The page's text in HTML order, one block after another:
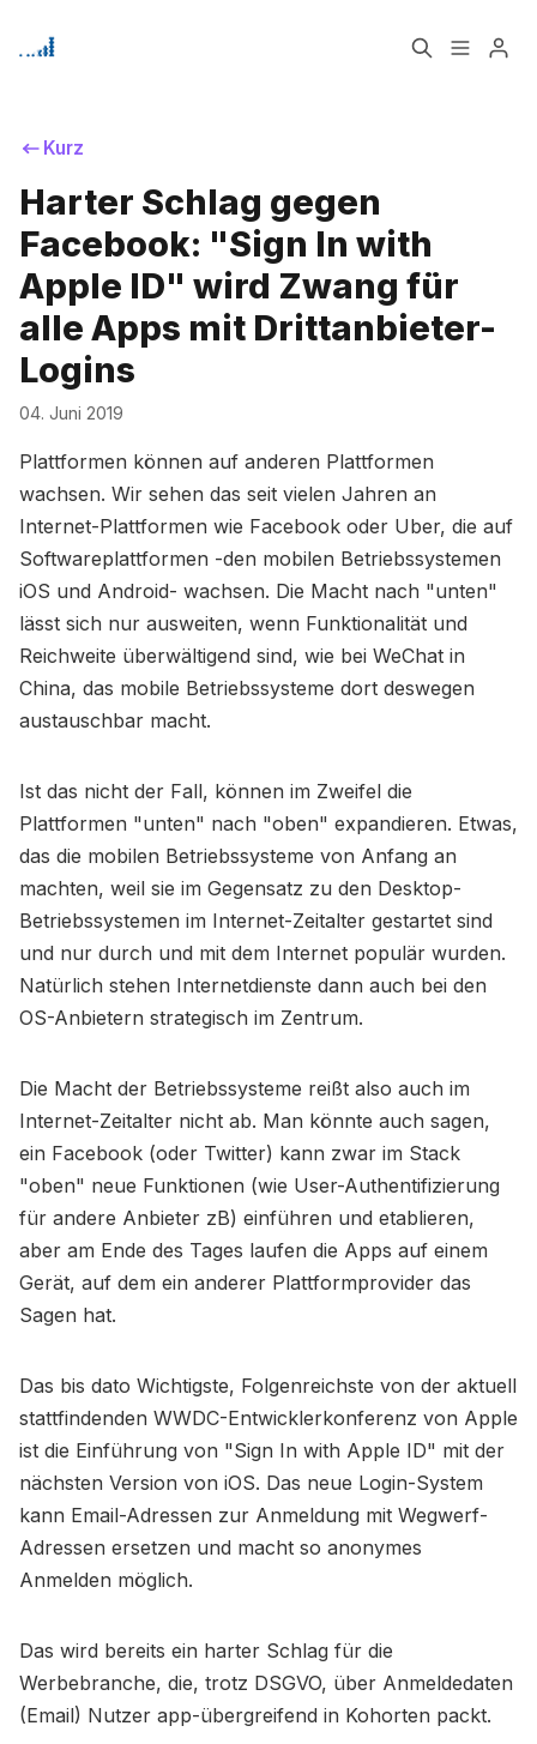
Home
Bitte geben Sie mindestens 3 Zeichen ein
Kurz
Harter Schlag gegen
Facebook: "Sign In with
Apple ID" wird Zwang für
alle Apps mit Drittanbieter-
Logins
04. Juni 2019
Plattformen können auf anderen Plattformen
wachsen. Wir sehen das seit vielen Jahren an
Internet-Plattformen wie Facebook oder Uber, die auf
Softwareplattformen -den mobilen Betriebssystemen
iOS und Android- wachsen. Die Macht nach "unten"
lässt sich nur ausweiten, wenn Funktionalität und
Reichweite überwältigend sind, wie bei WeChat in
China, das mobile Betriebssysteme dort deswegen
austauschbar macht.
Ist das nicht der Fall, können im Zweifel die
Plattformen "unten" nach "oben" expandieren. Etwas,
das die mobilen Betriebssysteme von Anfang an
machten, weil sie im Gegensatz zu den Desktop-
Betriebssystemen im Internet-Zeitalter gestartet sind
und nur durch und mit dem Internet populär wurden.
Natürlich stehen Internetdienste dann auch bei den
OS-Anbietern strategisch im Zentrum.
Die Macht der Betriebssysteme reißt also auch im
Internet-Zeitalter nicht ab. Man könnte auch sagen,
ein Facebook (oder Twitter) kann zwar im Stack
"oben" neue Funktionen (wie User-Authentifizierung
für andere Anbieter zB) einführen und etablieren,
aber am Ende des Tages laufen die Apps auf einem
Gerät, auf dem ein anderer Plattformprovider das
Sagen hat.
Das bis dato Wichtigste, Folgenreichste von der aktuell
stattfindenden WWDC-Entwicklerkonferenz von Apple
ist die Einführung von "Sign In with Apple ID" mit der
nächsten Version von iOS. Das neue Login-System
kann Email-Adressen zur Anmeldung mit Wegwerf-
Adressen ersetzen und macht so anonymes
Anmelden möglich.
Das wird bereits ein harter Schlag für die
Werbebranche, die, trotz DSGVO, über Anmeldedaten
(Email) Nutzer app-übergreifend in Kohorten packt.